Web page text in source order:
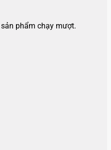
phẩm chạy mượt.